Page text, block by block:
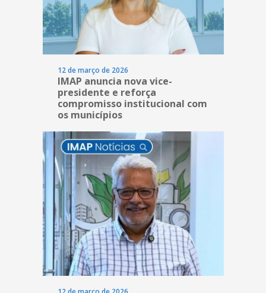
12 de março de 2026
IMAP anuncia nova vice-
presidente e reforça
compromisso institucional com
os municípios